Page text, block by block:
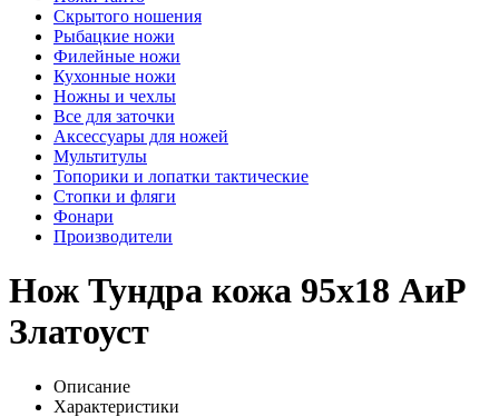
Скрытого ношения
Рыбацкие ножи
Филейные ножи
Кухонные ножи
Ножны и чехлы
Все для заточки
Аксессуары для ножей
Мультитулы
Топорики и лопатки тактические
Стопки и фляги
Фонари
Производители
Нож Тундра кожа 95х18 АиР
Златоуст
Описание
Характеристики